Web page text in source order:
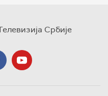
Србије